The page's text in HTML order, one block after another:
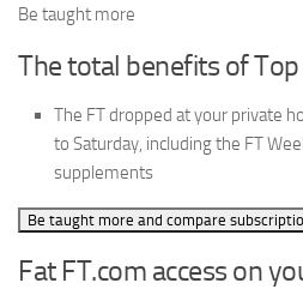
Be taught more
The total benefits of Top
The FT dropped at your private
to Saturday, including the FT
supplements
Be taught more and compare
Fat FT.com access on